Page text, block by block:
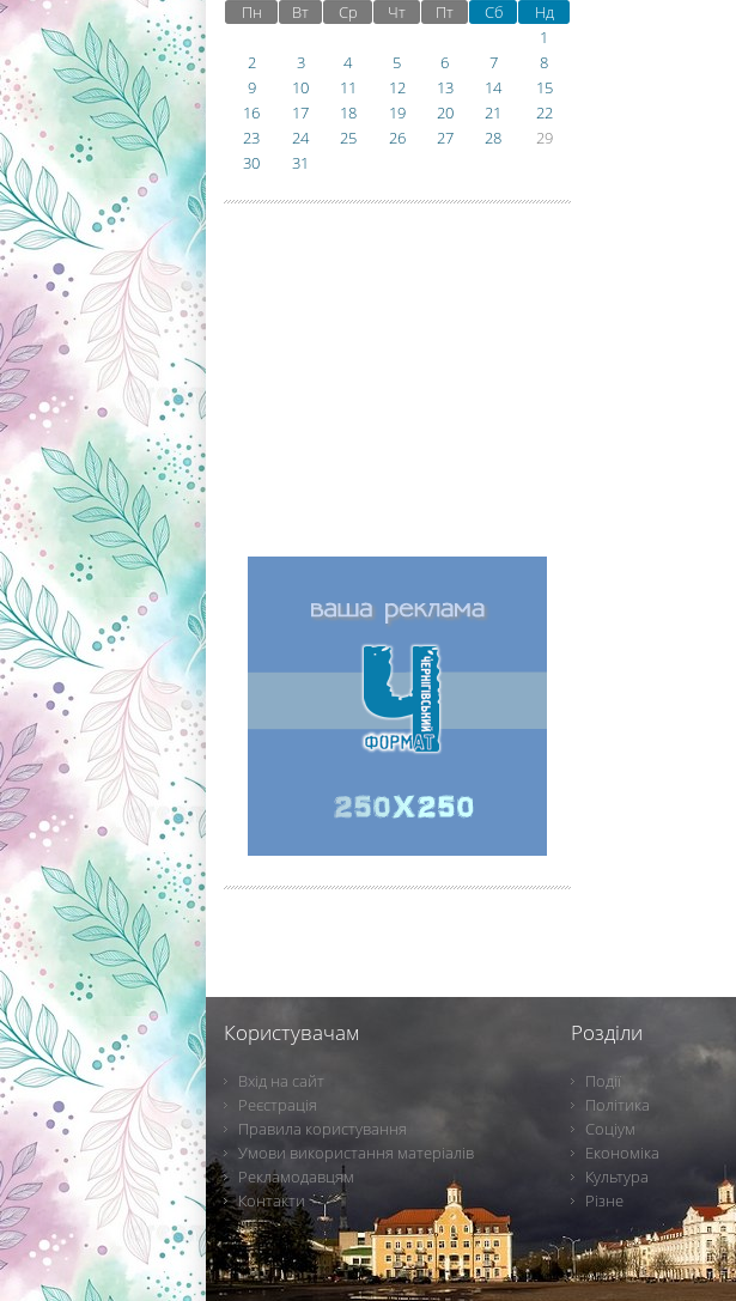
Пн Вт Ср Чт Пт Сб
Нд
1
2
3 4 5 6 7
8
9
10 11 12 13 14
15
16
17 18 19 20 21
22
23
24 25 26 27 28
29
30
31
Користувачам
Вхід на сайт
Реєстрація
Правила користування
Умови використання матеріалів
Рекламодавцям
Контакти
Розділи
Події
Політика
Соціум
Економіка
Культура
Різне